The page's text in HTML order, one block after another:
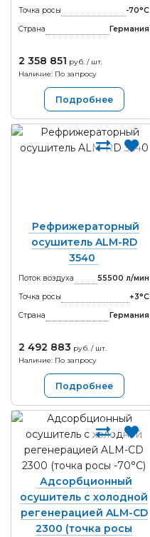
Точка росы
-70°С
Страна
Германия
2 358 851 руб. / шт.
Наличие: По запросу
Подробнее
Рефрижераторный
осушитель ALM-RD
3540
Поток воздуха
55500 л/мин
Точка росы
+3°С
Страна
Германия
2 492 883 руб. / шт.
Наличие: По запросу
Подробнее
Адсорбционный
осушитель с холодной
регенерацией ALM-CD
2300 (точка росы